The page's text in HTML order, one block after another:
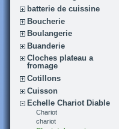
batterie de cuissine
Boucherie
Boulangerie
Buanderie
Cloches plateau a
fromage
Cotillons
Cuisson
Echelle Chariot Diable
Chariot
chariot